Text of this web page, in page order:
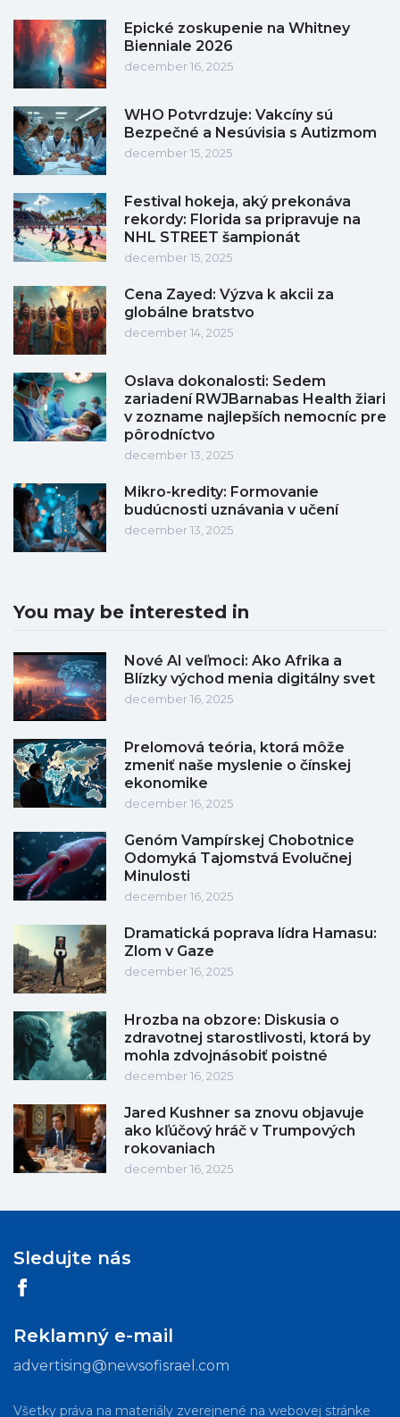
Epické zoskupenie na Whitney
Bienniale 2026
december 16, 2025
WHO Potvrdzuje: Vakcíny sú
Bezpečné a Nesúvisia s Autizmom
december 15, 2025
Festival hokeja, aký prekonáva
rekordy: Florida sa pripravuje na
NHL STREET šampionát
december 15, 2025
Cena Zayed: Výzva k akcii za
globálne bratstvo
december 14, 2025
Oslava dokonalosti: Sedem
zariadení RWJBarnabas Health žiari
v zozname najlepších nemocníc pre
pôrodníctvo
december 13, 2025
Mikro-kredity: Formovanie
budúcnosti uznávania v učení
december 13, 2025
You may be interested in
Nové AI veľmoci: Ako Afrika a
Blízky východ menia digitálny svet
december 16, 2025
Prelomová teória, ktorá môže
zmeniť naše myslenie o čínskej
ekonomike
december 16, 2025
Genóm Vampírskej Chobotnice
Odomyká Tajomstvá Evolučnej
Minulosti
december 16, 2025
Dramatická poprava lídra Hamasu:
Zlom v Gaze
december 16, 2025
Hrozba na obzore: Diskusia o
zdravotnej starostlivosti, ktorá by
mohla zdvojnásobiť poistné
december 16, 2025
Jared Kushner sa znovu objavuje
ako kľúčový hráč v Trumpových
rokovaniach
december 16, 2025
Sledujte nás
Reklamný e-mail
advertising@newsofisrael.com
Všetky práva na materiály zverejnené na webovej stránke